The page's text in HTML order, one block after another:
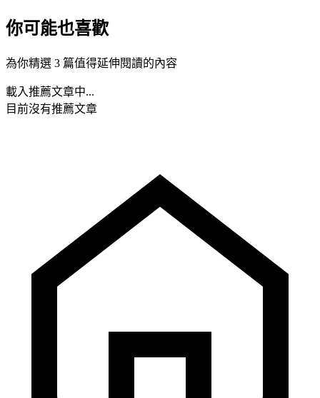
你可能也喜歡
為你精選 3 篇值得延伸閱讀的內容
載入推薦文章中...
目前沒有推薦文章